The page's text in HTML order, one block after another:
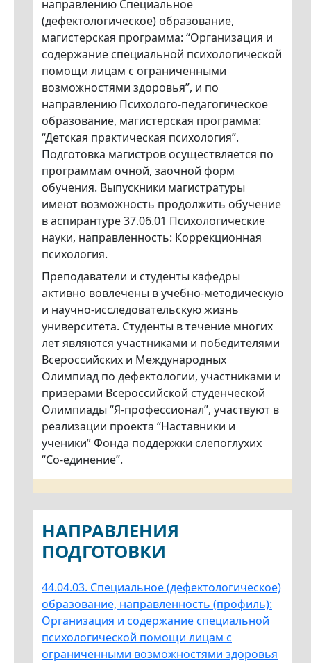
направлению Специальное
(дефектологическое) образование,
магистерская программа: “Организация и
содержание специальной психологической
помощи лицам с ограниченными
возможностями здоровья”, и по
направлению Психолого-педагогическое
образование, магистерская программа:
“Детская практическая психология”.
Подготовка магистров осуществляется по
программам очной, заочной форм
обучения. Выпускники магистратуры
имеют возможность продолжить обучение
в аспирантуре 37.06.01 Психологические
науки, направленность: Коррекционная
психология.
Преподаватели и студенты кафедры
активно вовлечены в учебно-методическую
и научно-исследовательскую жизнь
университета. Студенты в течение многих
лет являются участниками и победителями
Всероссийских и Международных
Олимпиад по дефектологии, участниками и
призерами Всероссийской студенческой
Олимпиады “Я-профессионал”, участвуют в
реализации проекта “Наставники и
ученики” Фонда поддержки слепоглухих
“Со-единение”.
НАПРАВЛЕНИЯ
ПОДГОТОВКИ
44.04.03. Специальное (дефектологическое)
образование, направленность (профиль):
Организация и содержание специальной
психологической помощи лицам с
ограниченными возможностями здоровья